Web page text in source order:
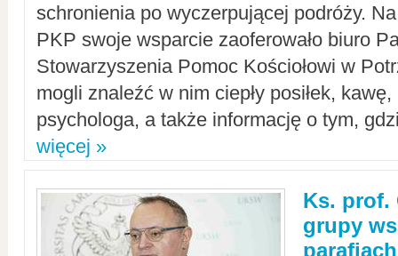
schronienia po wyczerpującej podróży.
PKP swoje wsparcie zaoferowało biuro
Stowarzyszenia Pomoc Kościołowi w
mogli znaleźć w nim ciepły posiłek,
psychologa, a także informację o tym,
więcej »
Ks. prof.
grupy
parafiach